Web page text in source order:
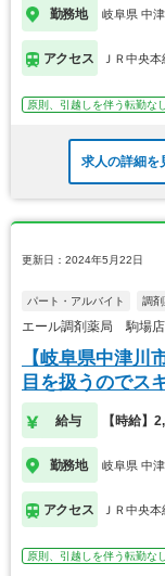
勤務地 岐阜県 中
アクセス ＪＲ中央
原則、引越しを伴う転勤な
求人の詳細を
更新日：2024年5月22日
パート・アルバイト 調
エール調剤薬局 駒場
【岐阜県中津
目を扱うのでス
給与 【時給】
勤務地 岐阜県 中
アクセス ＪＲ中央
原則、引越しを伴う転勤な